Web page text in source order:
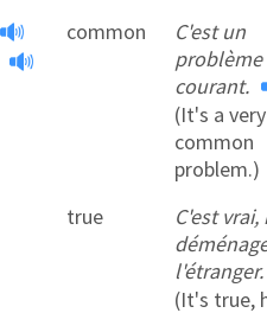
common
C'est un
problème
courant.
(It's a very
common
problem.)
true
C'est vrai,
l'étranger.
(It's true,